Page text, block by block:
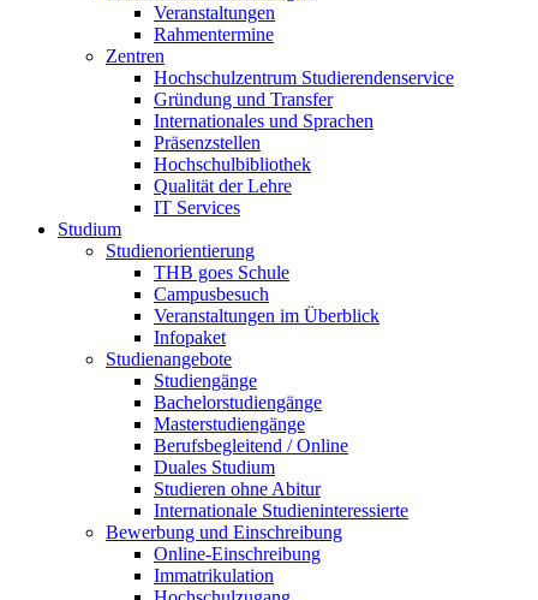
Veranstaltungen
Rahmentermine
Zentren
Hochschulzentrum Studierendenservice
Gründung und Transfer
Internationales und Sprachen
Präsenzstellen
Hochschulbibliothek
Qualität der Lehre
IT Services
Studium
Studienorientierung
THB goes Schule
Campusbesuch
Veranstaltungen im Überblick
Infopaket
Studienangebote
Studiengänge
Bachelorstudiengänge
Masterstudiengänge
Berufsbegleitend / Online
Duales Studium
Studieren ohne Abitur
Internationale Studieninteressierte
Bewerbung und Einschreibung
Online-Einschreibung
Immatrikulation